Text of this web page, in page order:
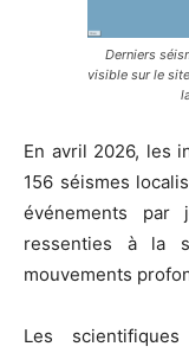
Derniers
visible sur le
En avril 2026, les
156 séismes
événements par
ressenties à la
mouvements
Les